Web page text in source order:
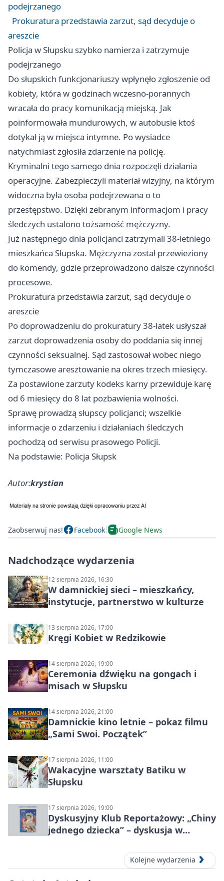
podejrzanego
Prokuratura przedstawia zarzut, sąd decyduje o
areszcie
Policja w Słupsku szybko namierza i zatrzymuje
podejrzanego
Do słupskich funkcjonariuszy wpłynęło zgłoszenie od
kobiety, która w godzinach wczesno-porannych
wracała do pracy komunikacją miejską. Jak
poinformowała mundurowych, w autobusie ktoś
dotykał ją w miejsca intymne. Po wysiadce
natychmiast zgłosiła zdarzenie na policję.
Kryminalni tego samego dnia rozpoczęli działania
operacyjne. Zabezpieczyli materiał wizyjny, na którym
widoczna była osoba podejrzewana o to
przestępstwo. Dzięki zebranym informacjom i pracy
śledczych ustalono tożsamość mężczyzny.
Już następnego dnia policjanci zatrzymali 38-letniego
mieszkańca Słupska. Mężczyzna został przewieziony
do komendy, gdzie przeprowadzono dalsze czynności
procesowe.
Prokuratura przedstawia zarzut, sąd decyduje o
areszcie
Po doprowadzeniu do prokuratury 38-latek usłyszał
zarzut doprowadzenia osoby do poddania się innej
czynności seksualnej. Sąd zastosował wobec niego
tymczasowe aresztowanie na okres trzech miesięcy.
Za postawione zarzuty kodeks karny przewiduje karę
od 6 miesięcy do 8 lat pozbawienia wolności.
Sprawę prowadzą słupscy policjanci; wszelkie
informacje o zdarzeniu i działaniach śledczych
pochodzą od serwisu prasowego Policji.
Na podstawie: Policja Słupsk
Autor:krystian
Zaobserwuj nas! Facebook Google News
Nadchodzące wydarzenia
12 sierpnia 2026, 16:30
W damnickiej sieci – mieszkańcy,
instytucje, partnerstwo w kulturze
13 sierpnia 2026, 17:00
Kręgi Kobiet w Redzikowie
14 sierpnia 2026, 19:00
Ceremonia dźwięku na gongach i
misach w Słupsku
14 sierpnia 2026, 21:00
Damnickie kino letnie – pokaz filmu
„Sami Swoi. Początek”
17 sierpnia 2026, 11:00
Wakacyjne warsztaty Batiku w
Słupsku
17 sierpnia 2026, 19:00
Dyskusyjny Klub Reportażowy: „Chiny
jednego dziecka” – dyskusja w
Kolejne wydarzenia